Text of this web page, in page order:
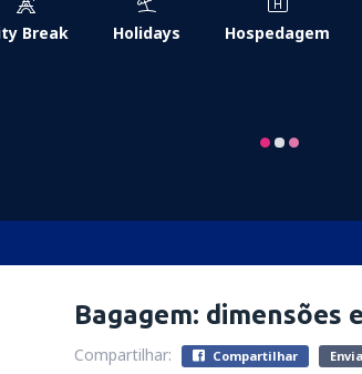
Break Holidays Hospedagem
Bagagem: dimensões
Compartilhar: Compartilhar